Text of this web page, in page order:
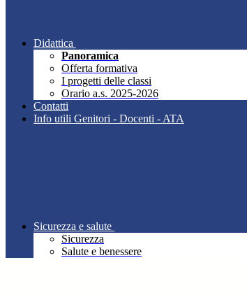
Didattica
Panoramica
Offerta formativa
I progetti delle classi
Orario a.s. 2025-2026
Contatti
Info utili Genitori - Docenti - ATA
Sicurezza e salute
Sicurezza
Salute e benessere